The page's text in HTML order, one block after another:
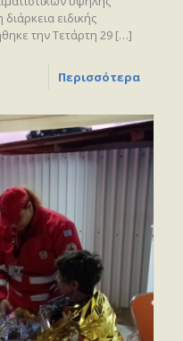
ειδικής
την Τετάρτη 29 […]
Περισσότερα